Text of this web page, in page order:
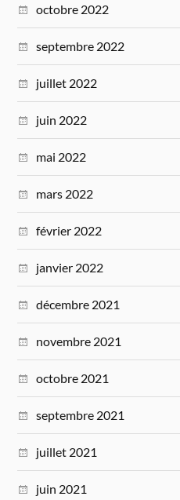
octobre 2022
septembre 2022
juillet 2022
juin 2022
mai 2022
mars 2022
février 2022
janvier 2022
décembre 2021
novembre 2021
octobre 2021
septembre 2021
juillet 2021
juin 2021